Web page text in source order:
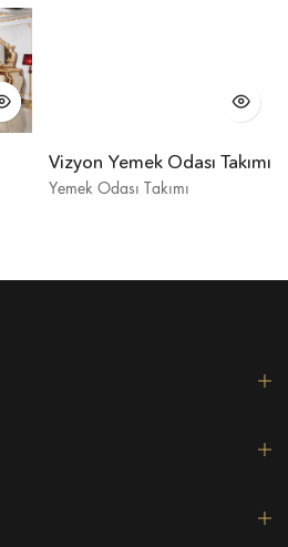
Vizyon Yemek Odası Takımı
Yemek Odası Takımı